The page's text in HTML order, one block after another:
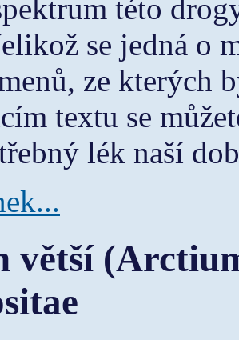
této
se jedná o
ze kterých
textu se
lék naší
větší